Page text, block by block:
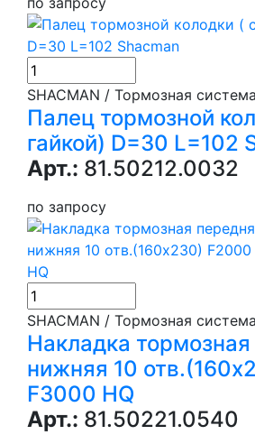
SHACMAN / Тормозная система
Палец тормозной
гайкой) D=30 L=102
Арт.: 81.50212.0032
по запросу
SHACMAN / Тормозная система
Накладка
нижняя 10
F3000 HQ
Арт.: 81.50221.0540